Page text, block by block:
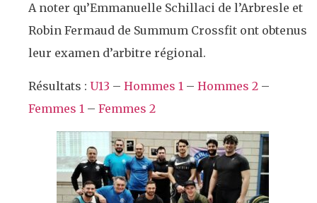
A noter qu’Emmanuelle Schillaci de l’Arbresle et
Robin Fermaud de Summum Crossfit ont obtenus
leur examen d’arbitre régional.
Résultats : U13 – Hommes 1 – Hommes 2 –
Femmes 1 – Femmes 2